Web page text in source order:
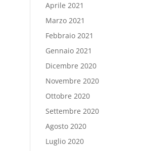
Aprile 2021
Marzo 2021
Febbraio 2021
Gennaio 2021
Dicembre 2020
Novembre 2020
Ottobre 2020
Settembre 2020
Agosto 2020
Luglio 2020